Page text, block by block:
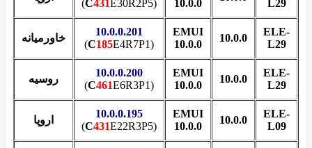
L29
10.0.0
(
C431 E30R2P5)
ELE-
L29
10.0.0
EMUI
10.0.0
10.0.0.201
(
C185E4R7P1)
خاورمیانه
ELE-
L29
10.0.0
EMUI
10.0.0
10.0.0.200
(
C461E6R3P1)
روسیه
ELE-
L09
10.0.0
EMUI
10.0.0
10.0.0.195
(
C431E22R3P5)
اروپا